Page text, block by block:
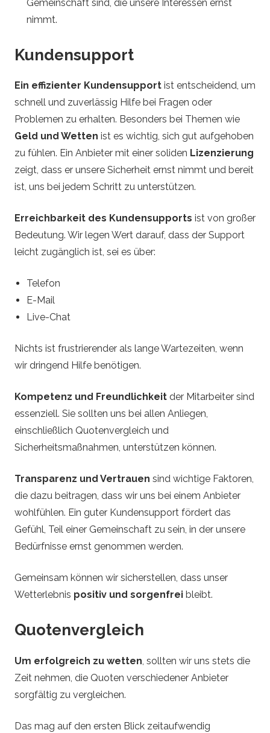
Gemeinschaft sind, die unsere Interessen ernst
nimmt.
Kundensupport
Ein effizienter Kundensupport ist entscheidend, um
schnell und zuverlässig Hilfe bei Fragen oder
Problemen zu erhalten. Besonders bei Themen wie
Geld und Wetten ist es wichtig, sich gut aufgehoben
zu fühlen. Ein Anbieter mit einer soliden Lizenzierung
zeigt, dass er unsere Sicherheit ernst nimmt und bereit
ist, uns bei jedem Schritt zu unterstützen.
Erreichbarkeit des Kundensupports ist von großer
Bedeutung. Wir legen Wert darauf, dass der Support
leicht zugänglich ist, sei es über:
Telefon
E-Mail
Live-Chat
Nichts ist frustrierender als lange Wartezeiten, wenn
wir dringend Hilfe benötigen.
Kompetenz und Freundlichkeit der Mitarbeiter sind
essenziell. Sie sollten uns bei allen Anliegen,
einschließlich Quotenvergleich und
Sicherheitsmaßnahmen, unterstützen können.
Transparenz und Vertrauen sind wichtige Faktoren,
die dazu beitragen, dass wir uns bei einem Anbieter
wohlfühlen. Ein guter Kundensupport fördert das
Gefühl, Teil einer Gemeinschaft zu sein, in der unsere
Bedürfnisse ernst genommen werden.
Gemeinsam können wir sicherstellen, dass unser
Wetterlebnis positiv und sorgenfrei bleibt.
Quotenvergleich
Um erfolgreich zu wetten , sollten wir uns stets die
Zeit nehmen, die Quoten verschiedener Anbieter
sorgfältig zu vergleichen.
Das mag auf den ersten Blick zeitaufwendig